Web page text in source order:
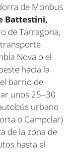
de Monbus
Battestini,
de Tarragona,
Nova o el
hacia la
barrio de
unos 25–30
urbano
o Campclar)
de la zona de
hasta el